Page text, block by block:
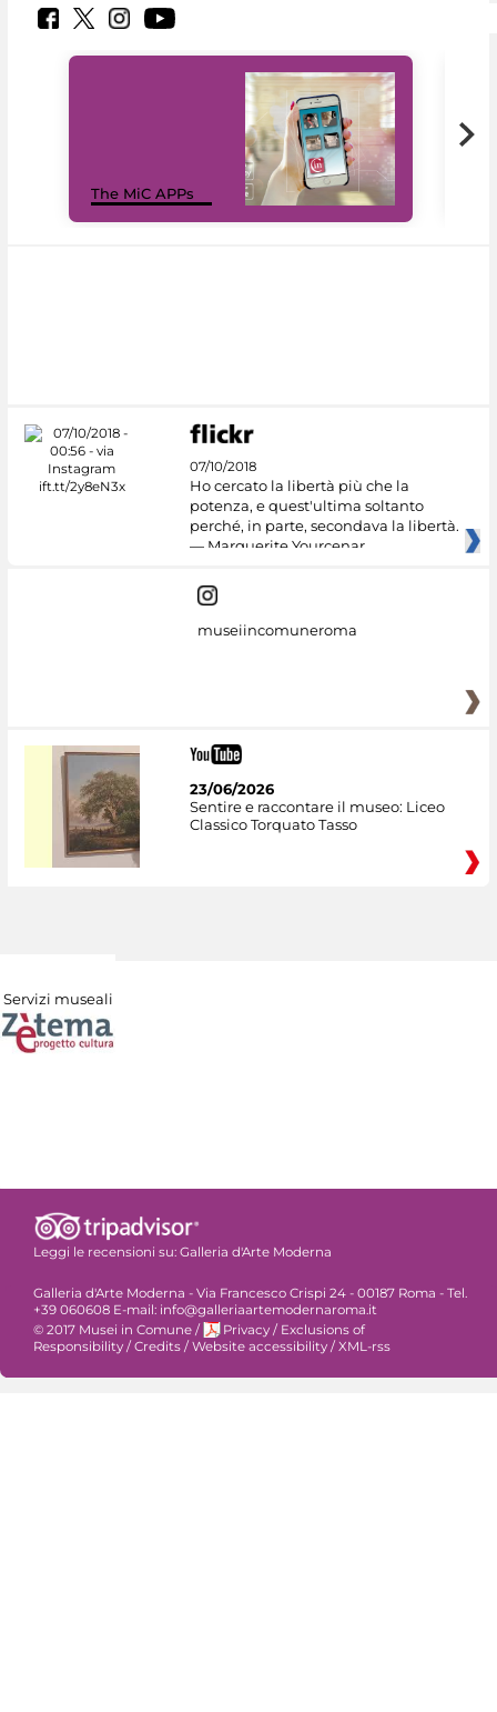
The MiC APPs
07/10/2018
Ho cercato la libertà più che la
potenza, e quest'ultima soltanto
perché, in parte, secondava la libertà.
— Marguerite Yourcenar
museiincomuneroma
23/06/2026
Sentire e raccontare il museo: Liceo
Classico Torquato Tasso
Servizi museali
Leggi le recensioni su: Galleria d'Arte Moderna
Galleria d'Arte Moderna - Via Francesco Crispi 24 - 00187 Roma - Tel.
+39 060608 E-mail: info@galleriaartemodernaroma.it
© 2017 Musei in Comune / Privacy / Exclusions of
Responsibility / Credits / Website accessibility / XML-rss